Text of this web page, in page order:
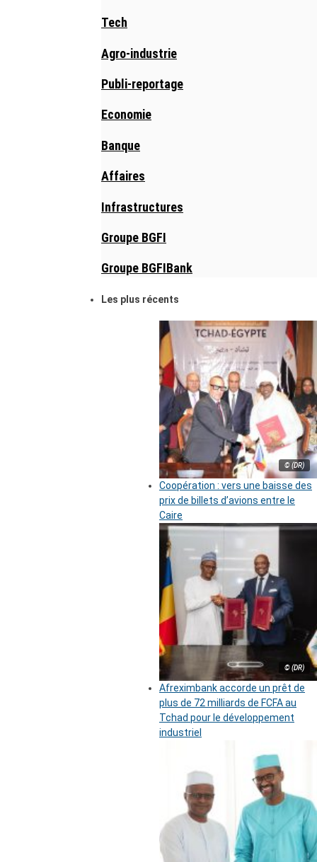
Tech
Agro-industrie
Publi-reportage
Economie
Banque
Affaires
Infrastructures
Groupe BGFI
Groupe BGFIBank
Les plus récents
© (DR)
Coopération : vers une baisse des
prix de billets d’avions entre le
Caire
© (DR)
Afreximbank accorde un prêt de
plus de 72 milliards de FCFA au
Tchad pour le développement
industriel